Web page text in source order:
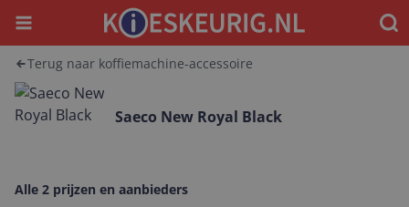
Menu
Terug naar koffiemachine-accessoire
Saeco New Royal Black
Alle 2 prijzen en aanbieders